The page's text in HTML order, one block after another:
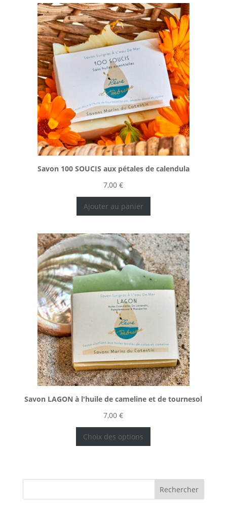
Savon 100 SOUCIS aux pétales de calendula
7,00€
Ajouter au panier
Savon LAGON à l'huile de cameline et de tournesol
7,00€
Choix des options